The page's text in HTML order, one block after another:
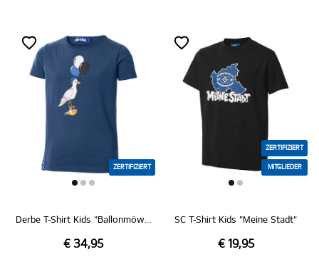
ZERTIFIZIERT
Derbe T-Shirt Kids "Ballonmöwe"
€ 34,95
ZERTIFIZIERT
MITGLIEDER
SC T-Shirt Kids "Meine Stadt"
€ 19,95